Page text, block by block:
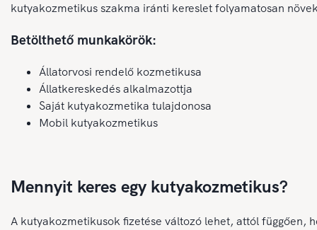
kutyakozmetikus szakma iránti kereslet folyamatosan
Betölthető munkakörök:
Állatorvosi rendelő kozmetikusa
Állatkereskedés alkalmazottja
Saját kutyakozmetika tulajdonosa
Mobil kutyakozmetikus
Mennyit keres egy kutyakozmetikus?
A kutyakozmetikusok fizetése változó lehet, attól függően,